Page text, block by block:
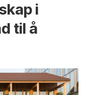
i
til å